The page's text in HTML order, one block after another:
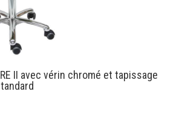
II avec vérin chromé et tapissage